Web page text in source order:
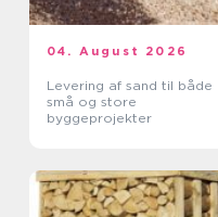
04. August 2026
Levering af sand til både
små og store
byggeprojekter